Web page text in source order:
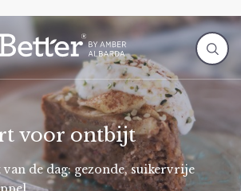
voor ontbijt
van de dag: gezonde, suikervrije